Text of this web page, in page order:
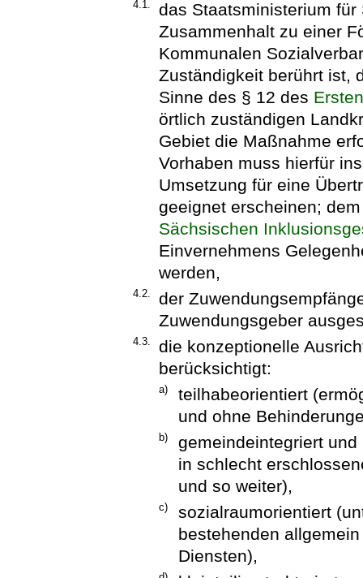
4.1.
das Staatsministerium
Zusammenhalt zu einer
Kommunalen
Zuständigkeit berührt ist,
Sinne des § 12 des
örtlich zuständigen
Gebiet die Maßnahme
Vorhaben muss hierfür
Umsetzung für eine
geeignet erscheinen;
Sächsischen
Einvernehmens
werden,
4.2.
der
Zuwendungsgeber
4.3.
die konzeptionelle
berücksichtigt:
a)
teilhabeorientiert
und ohne
b)
gemeindeintegriert
in schlecht
und so weiter),
c)
sozialraumorientiert
bestehenden
Diensten),